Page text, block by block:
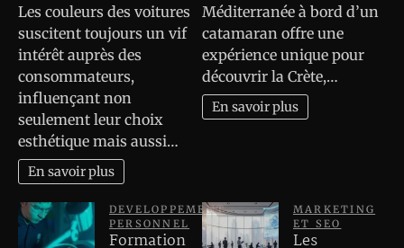
Les couleurs des voitures
suscitent toujours un vif
intérêt auprès des
consommateurs,
influençant non
seulement leur choix
esthétique mais aussi…
En savoir plus
Méditerranée à bord d’un
catamaran offre une
expérience unique pour
découvrir la Crète,…
En savoir plus
DEVELOPPEMENT
PERSONNEL
Formation
MARKETING
ET SEO
Les